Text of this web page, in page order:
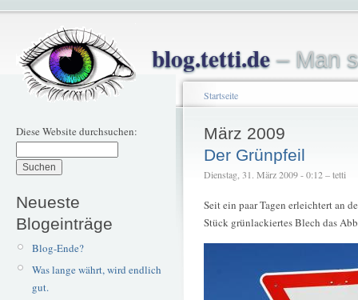
blog.tetti.de– Man
Diese Website durchsuchen:
Neueste
Blogeinträge
Blog-Ende?
Was lange währt, wird endlich
gut.
Startseite
März 2009
Der Grünpfeil
Dienstag, 31. März 2009 - 0:12 – tetti
Seit ein paar Tagen erleichtert an
Stück grünlackiertes Blech das